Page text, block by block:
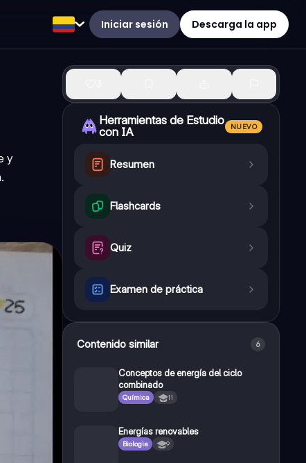
Iniciar sesión Descarga la app
y
Herramientas de Estudio
con IA
NUEVO
Resumen
Flashcards
Quiz
Examen de práctica
Contenido similar 6
Conceptos de energía del ciclo
combinado
Química 11
Energías renovables
Biologia 9